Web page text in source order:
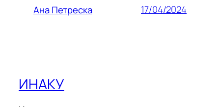
Ана Петреска 17/04/2024
ИНАКУ